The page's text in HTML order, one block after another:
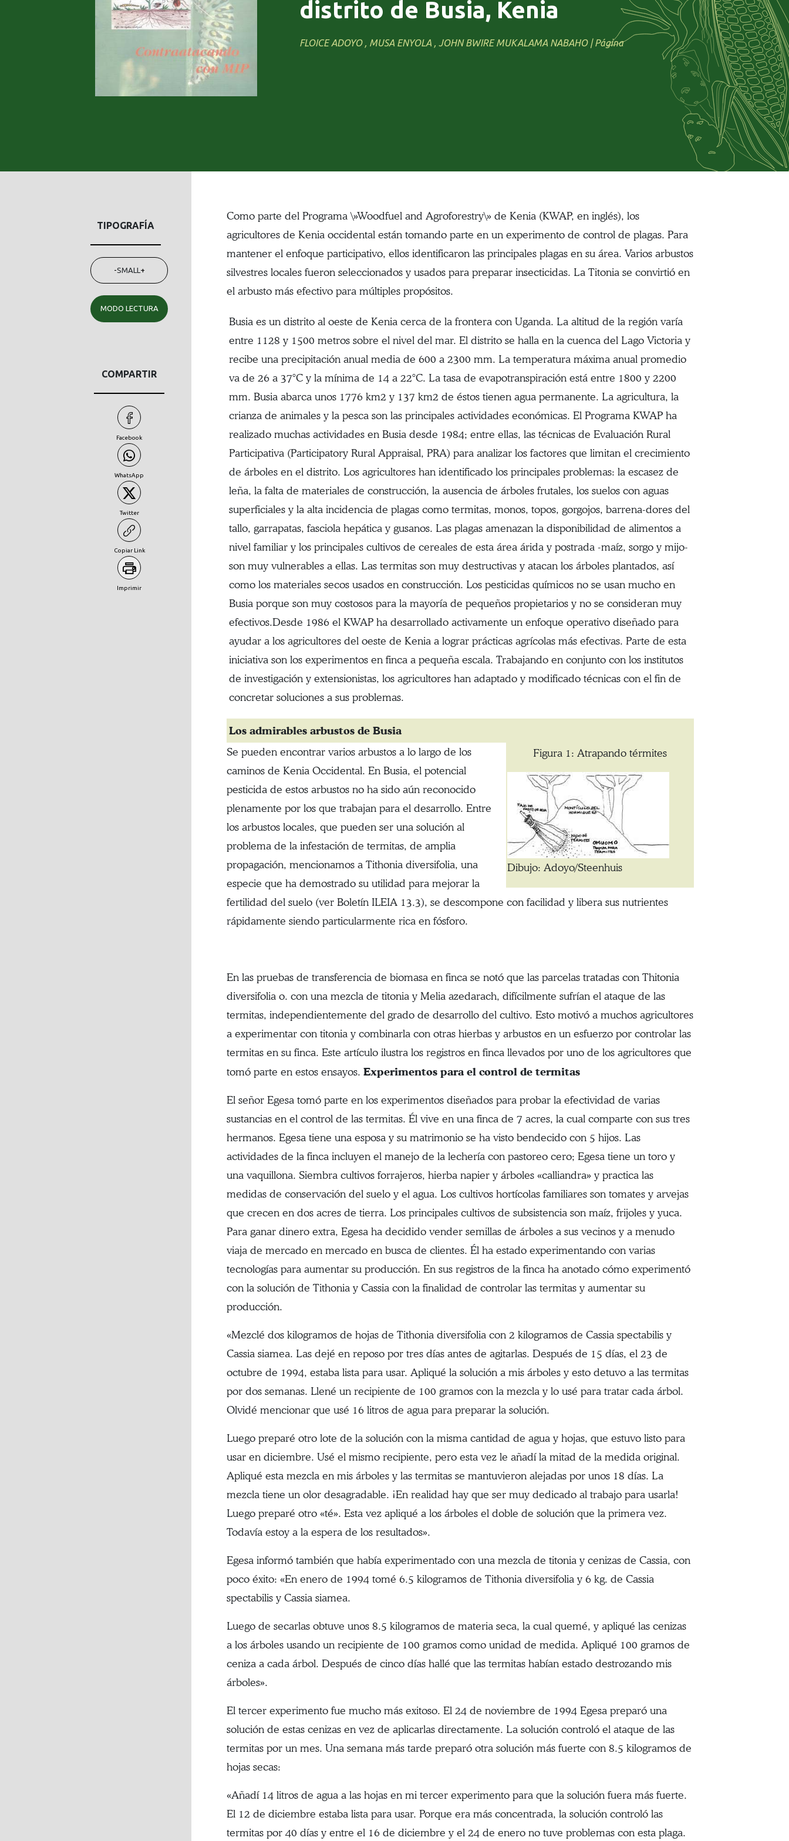
distrito de Busia, Kenia
FLOICE ADOYO , MUSA ENYOLA , JOHN BWIRE MUKALAMA NABAHO | Página
TIPOGRAFÍA
-SMALL +
MODO LECTURA
COMPARTIR
Facebook
WhatsApp
Twitter
Copiar Link
Imprimir
Como parte del Programa \»Woodfuel and Agroforestry\» de Kenia (KWAP, en inglés), los
agricultores de Kenia occidental están tomando parte en un experimento de control de plagas. Para
mantener el enfoque participativo, ellos identificaron las principales plagas en su área. Varios arbustos
silvestres locales fueron seleccionados y usados para preparar insecticidas. La Titonia se convirtió en
el arbusto más efectivo para múltiples propósitos.
Busia es un distrito al oeste de Kenia cerca de la frontera con Uganda. La altitud de la región varía
entre 1128 y 1500 metros sobre el nivel del mar. El distrito se halla en la cuenca del Lago Victoria y
recibe una precipitación anual media de 600 a 2300 mm. La temperatura máxima anual promedio
va de 26 a 37°C y la mínima de 14 a 22°C. La tasa de evapotranspiración está entre 1800 y 2200
mm. Busia abarca unos 1776 km2 y 137 km2 de éstos tienen agua permanente. La agricultura, la
crianza de animales y la pesca son las principales actividades económicas. El Programa KWAP ha
realizado muchas actividades en Busia desde 1984; entre ellas, las técnicas de Evaluación Rural
Participativa (Participatory Rural Appraisal, PRA) para analizar los factores que limitan el crecimiento
de árboles en el distrito. Los agricultores han identificado los principales problemas: la escasez de
leña, la falta de materiales de construcción, la ausencia de árboles frutales, los suelos con aguas
superficiales y la alta incidencia de plagas como termitas, monos, topos, gorgojos, barrena-dores del
tallo, garrapatas, fasciola hepática y gusanos. Las plagas amenazan la disponibilidad de alimentos a
nivel familiar y los principales cultivos de cereales de esta área árida y postrada -maíz, sorgo y mijo-
son muy vulnerables a ellas. Las termitas son muy destructivas y atacan los árboles plantados, así
como los materiales secos usados en construcción. Los pesticidas químicos no se usan mucho en
Busia porque son muy costosos para la mayoría de pequeños propietarios y no se consideran muy
efectivos.Desde 1986 el KWAP ha desarrollado activamente un enfoque operativo diseñado para
ayudar a los agricultores del oeste de Kenia a lograr prácticas agrícolas más efectivas. Parte de esta
iniciativa son los experimentos en finca a pequeña escala. Trabajando en conjunto con los institutos
de investigación y extensionistas, los agricultores han adaptado y modificado técnicas con el fin de
concretar soluciones a sus problemas.
Los admirables arbustos de Busia
Figura 1: Atrapando térmites
Dibujo: Adoyo/Steenhuis
Se pueden encontrar varios arbustos a lo largo de los
caminos de Kenia Occidental. En Busia, el potencial
pesticida de estos arbustos no ha sido aún reconocido
plenamente por los que trabajan para el desarrollo. Entre
los arbustos locales, que pueden ser una solución al
problema de la infestación de termitas, de amplia
propagación, mencionamos a Tithonia diversifolia, una
especie que ha demostrado su utilidad para mejorar la
fertilidad del suelo (ver Boletín ILEIA 13.3), se descompone con facilidad y libera sus nutrientes
rápidamente siendo particularmente rica en fósforo.
En las pruebas de transferencia de biomasa en finca se notó que las parcelas tratadas con Thitonia
diversifolia o. con una mezcla de titonia y Melia azedarach, difícilmente sufrían el ataque de las
termitas, independientemente del grado de desarrollo del cultivo. Esto motivó a muchos agricultores
a experimentar con titonia y combinarla con otras hierbas y arbustos en un esfuerzo por controlar las
termitas en su finca. Este artículo ilustra los registros en finca llevados por uno de los agricultores que
tomó parte en estos ensayos.Experimentos para el control de termitas
El señor Egesa tomó parte en los experimentos diseñados para probar la efectividad de varias
sustancias en el control de las termitas. Él vive en una finca de 7 acres, la cual comparte con sus tres
hermanos. Egesa tiene una esposa y su matrimonio se ha visto bendecido con 5 hijos. Las
actividades de la finca incluyen el manejo de la lechería con pastoreo cero; Egesa tiene un toro y
una vaquillona. Siembra cultivos forrajeros, hierba napier y árboles «calliandra» y practica las
medidas de conservación del suelo y el agua. Los cultivos hortícolas familiares son tomates y arvejas
que crecen en dos acres de tierra. Los principales cultivos de subsistencia son maíz, frijoles y yuca.
Para ganar dinero extra, Egesa ha decidido vender semillas de árboles a sus vecinos y a menudo
viaja de mercado en mercado en busca de clientes. Él ha estado experimentando con varias
tecnologías para aumentar su producción. En sus registros de la finca ha anotado cómo experimentó
con la solución de Tithonia y Cassia con la finalidad de controlar las termitas y aumentar su
producción.
«Mezclé dos kilogramos de hojas de Tithonia diversifolia con 2 kilogramos de Cassia spectabilis y
Cassia siamea. Las dejé en reposo por tres días antes de agitarlas. Después de 15 días, el 23 de
octubre de 1994, estaba lista para usar. Apliqué la solución a mis árboles y esto detuvo a las termitas
por dos semanas. Llené un recipiente de 100 gramos con la mezcla y lo usé para tratar cada árbol.
Olvidé mencionar que usé 16 litros de agua para preparar la solución.
Luego preparé otro lote de la solución con la misma cantidad de agua y hojas, que estuvo listo para
usar en diciembre. Usé el mismo recipiente, pero esta vez le añadí la mitad de la medida original.
Apliqué esta mezcla en mis árboles y las termitas se mantuvieron alejadas por unos 18 días. La
mezcla tiene un olor desagradable. ¡En realidad hay que ser muy dedicado al trabajo para usarla!
Luego preparé otro «té». Esta vez apliqué a los árboles el doble de solución que la primera vez.
Todavía estoy a la espera de los resultados».
Egesa informó también que había experimentado con una mezcla de titonia y cenizas de Cassia, con
poco éxito: «En enero de 1994 tomé 6.5 kilogramos de Tithonia diversifolia y 6 kg. de Cassia
spectabilis y Cassia siamea.
Luego de secarlas obtuve unos 8.5 kilogramos de materia seca, la cual quemé, y apliqué las cenizas
a los árboles usando un recipiente de 100 gramos como unidad de medida. Apliqué 100 gramos de
ceniza a cada árbol. Después de cinco días hallé que las termitas habían estado destrozando mis
árboles».
El tercer experimento fue mucho más exitoso. El 24 de noviembre de 1994 Egesa preparó una
solución de estas cenizas en vez de aplicarlas directamente. La solución controló el ataque de las
termitas por un mes. Una semana más tarde preparó otra solución más fuerte con 8.5 kilogramos de
hojas secas:
«Añadí 14 litros de agua a las hojas en mi tercer experimento para que la solución fuera más fuerte.
El 12 de diciembre estaba lista para usar. Porque era más concentrada, la solución controló las
termitas por 40 días y entre el 16 de diciembre y el 24 de enero no tuve problemas con esta plaga.